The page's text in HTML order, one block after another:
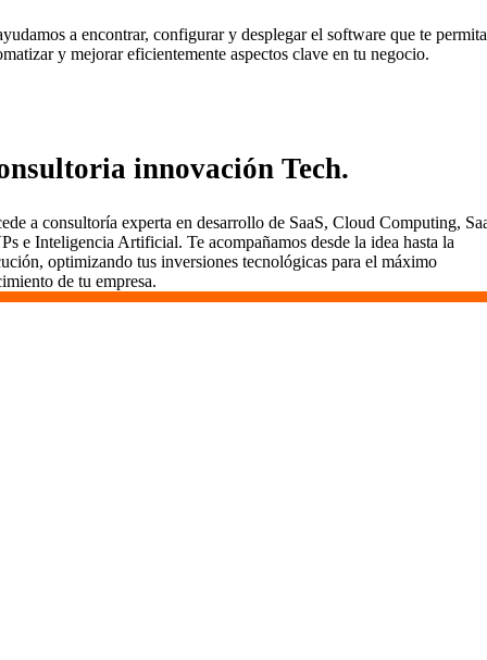
a encontrar, configurar y desplegar el software que te permita
y mejorar eficientemente aspectos clave en tu negocio.
innovación Tech.
a consultoría experta en desarrollo de SaaS, Cloud Computing,
e Inteligencia Artificial. Te acompañamos desde la idea hasta la
optimizando tus inversiones tecnológicas para el máximo
de tu empresa.